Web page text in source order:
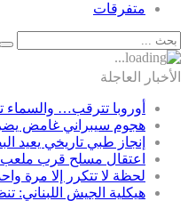
متفرقات
الأخبار العاجلة
أوروبا تترقب… والسماء
هجوم سيبراني غامض
إنجاز طبي تاريخي يعيد
اعتقال مسلح قرب ملعب
لحظة لا تتكرر إلا مرة
هيكلية الجيش اللبناني: